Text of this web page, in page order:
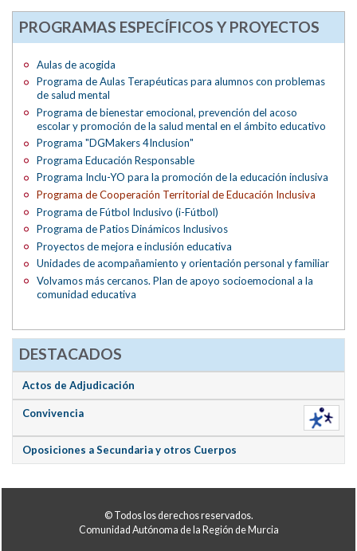
PROGRAMAS ESPECÍFICOS Y PROYECTOS
Aulas de acogida
Programa de Aulas Terapéuticas para alumnos con problemas
de salud mental
Programa de bienestar emocional, prevención del acoso
escolar y promoción de la salud mental en el ámbito educativo
Programa "DGMakers 4Inclusion"
Programa Educación Responsable
Programa Inclu-YO para la promoción de la educación inclusiva
Programa de Cooperación Territorial de Educación Inclusiva
Programa de Fútbol Inclusivo (i-Fútbol)
Programa de Patios Dinámicos Inclusivos
Proyectos de mejora e inclusión educativa
Unidades de acompañamiento y orientación personal y familiar
Volvamos más cercanos. Plan de apoyo socioemocional a la
comunidad educativa
DESTACADOS
Actos de Adjudicación
Convivencia
Oposiciones a Secundaria y otros Cuerpos
© Todos los derechos reservados.
Comunidad Autónoma de la Región de Murcia